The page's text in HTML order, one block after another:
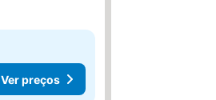
Ver preços